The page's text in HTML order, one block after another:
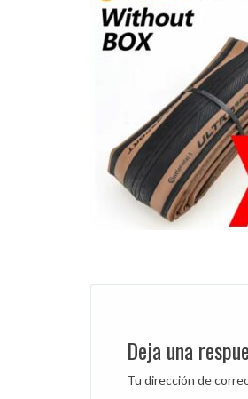
Post
navigation
Deja una
Tu dirección de